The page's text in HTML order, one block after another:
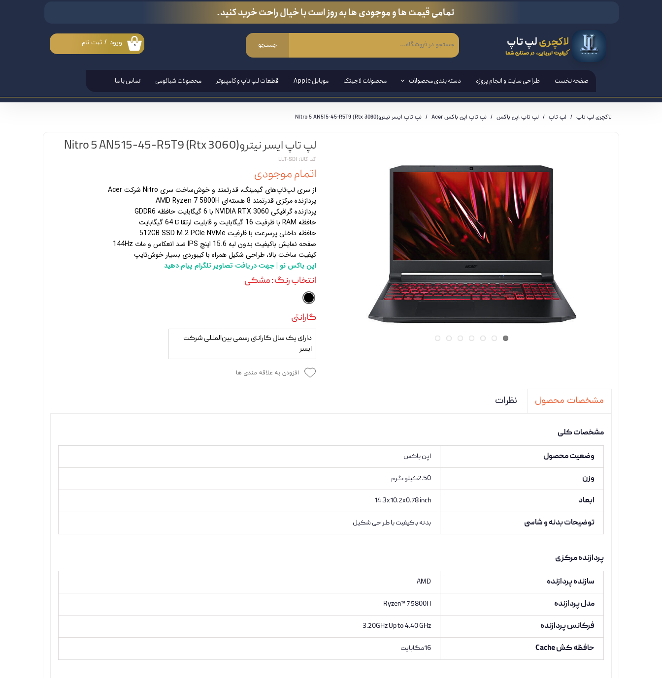
لاکچریلپ تاپ
کیفیت اروپایی، در دستان شما
جستجو ۰ ورود / ثبت نام
تغییر گذر واژه
سفارشات
صفحه نخست طراحی سایت و انجام پروژه دسته بندی محصولات
کامپیوتر PC - مانیتور - آل این وان
کنسول بازی
لوازم جانبی
تجهیزات و مودم
دانگل،لوازم خودرویی و محصولات کاربردی
محصولات لاجیتک موبایل Apple قطعات لپ تاپ و کامپیوتر محصولات شیائومی تماس با ما
تمامی قیمت ها و موجودی ها به روز است با خیال راحت خرید کنید.
لاکچری لپ تاپ لپ تاپ لپ تاپ اپن باکس لپ تاپ اپن باکس Acer لپ تاپ ایسر نیتروNitro 5 AN515-45-R5T9 (Rtx 3060)
لپ تاپ ایسر نیتروNitro 5 AN515-45-R5T9 (Rtx 3060)
کد کالا: LLT-SDI
اتمام موجودی
از سری لپ‌تاپ‌های گیمینگ، قدرتمند و خوش‌ساخت سری Nitro شرکت Acer
پردازنده مرکزی قدرتمند 8 هسته‌ای AMD Ryzen 7 5800H
پردازنده گرافیکی NVIDIA RTX 3060 با 6 گیگابایت حافظه GDDR6
حافظه RAM با ظرفیت 16 گیگابایت و قابلیت ارتقا تا 64 گیگابایت
حافظه داخلی پرسرعت با ظرفیت 512GB SSD M.2 PCIe NVMe
صفحه نمایش باکیفیت بدون لبه 15.6 اینچ IPS ضد انعکاس و مات 144Hz
کیفیت ساخت بالا، طراحی شکیل همراه با کیبوردی بسیار خوش‌تایپ
اپن باکس نو | جهت دریافت تصاویر تلگرام پیام دهید
انتخاب رنگ: مشکی
گارانتی
دارای یک سال گارانتی رسمی بین‌المللی شرکت
ایسر
افزودن به علاقه مندی ها
مشخصات محصول نظرات
مشخصات کلی
وضعیت محصول اپن باکس
وزن 2.50کیلو گرم
ابعاد 14.3x10.2x0.78 inch
توضیحات بدنه و شاسی بدنه باکیفیت با طراحی شکیل
پردازنده مرکزی
سازنده پردازنده AMD
مدل پردازنده Ryzen™ 7 5800H
فرکانس پردازنده 3.20GHz Up to 4.40 GHz
حافظه کش Cache 16مگابایت